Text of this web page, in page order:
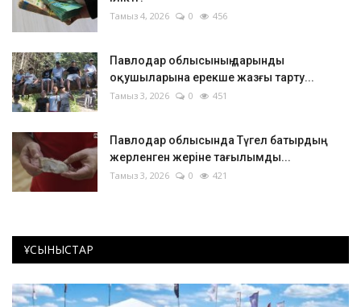
Тамыз 4, 2026 0 456
Павлодар облысының дарынды
оқушыларына ерекше жазғы тарту...
Тамыз 3, 2026 0 451
Павлодар облысында Түгел батырдың
жерленген жеріне тағылымды...
Тамыз 3, 2026 0 421
ҰСЫНЫСТАР